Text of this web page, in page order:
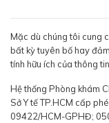
Mặc dù chúng tôi cung
bất kỳ tuyên bố hay
tính hữu ích của thông
Hệ thống Phòng khám
Sở Y tế TP.HCM cấp
09422/HCM-GPHĐ;